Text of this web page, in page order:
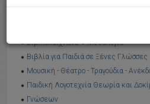
Βιβλιοπαιχνίδια
Μυθολογία
Βιβλία για Παιδιά σε Ξένες Γλώσσες
Μουσική - Θέατρο - Τραγούδια -
Παιδική Λογοτεχνία Θεωρία και
Γνώσεων